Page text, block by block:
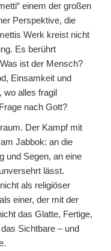
einem der großen
Perspektive, die
Werk kreist nicht
Es berührt
ist der Mensch?
Einsamkeit und
wo alles fragil
nach Gott?
Der Kampf mit
Jabbok: an die
und Segen, an eine
lässt.
als religiöser
einer, der mit der
das Glatte, Fertige,
Sichtbare – und